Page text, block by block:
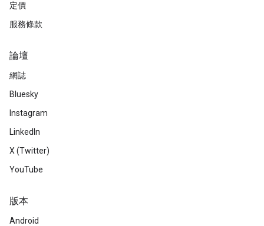
定價
服務條款
論壇
網誌
Bluesky
Instagram
LinkedIn
X (Twitter)
YouTube
版本
Android